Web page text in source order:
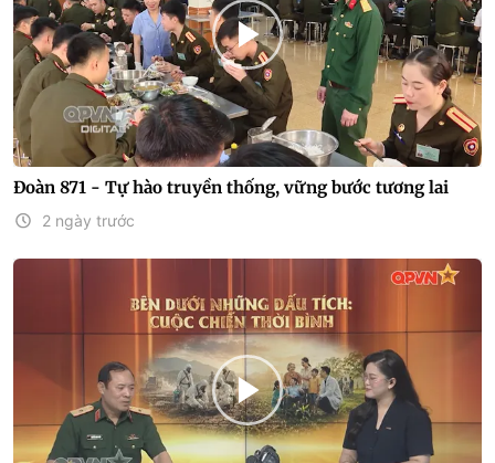
Đoàn 871 - Tự hào truyền thống, vững bước tương lai
2 ngày trước